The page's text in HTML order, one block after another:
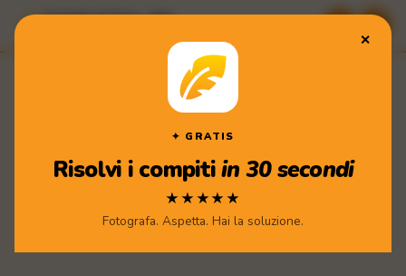
Compiti di Casa · App
✕
✦ GRATIS
Risolvi i compitiin 30 secondi
★★★★★
Fotografa. Aspetta. Hai la soluzione.